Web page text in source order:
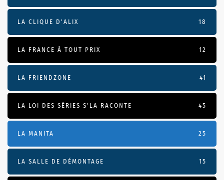
LA CLIQUE D'ALIX 18
LA FRANCE À TOUT PRIX 12
LA FRIENDZONE 41
LA LOI DES SÉRIES S'LA RACONTE 45
LA MANITA 25
LA SALLE DE DÉMONTAGE 15